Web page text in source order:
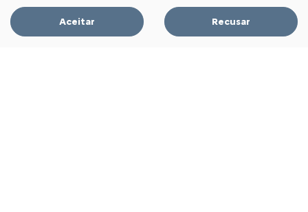
Peças e acessórios
Citroën Assistance XL
Aceitar Recusar